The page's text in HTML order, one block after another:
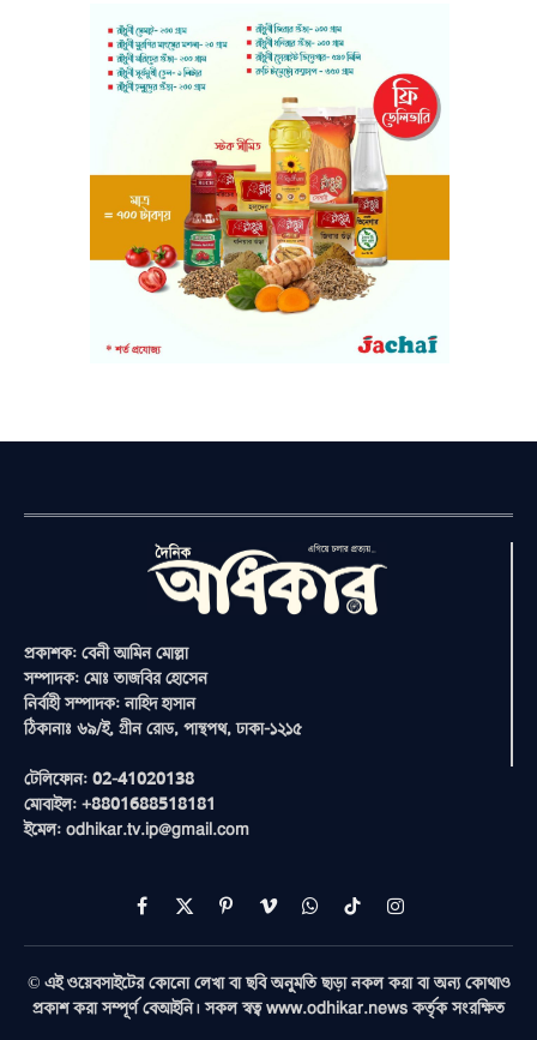
প্রকাশক: বেনী আমিন মোল্লা
সম্পাদক: মোঃ তাজবির হোসেন
নির্বাহী সম্পাদক: নাহিদ হাসান
ঠিকানাঃ ৬৯/ই, গ্রীন রোড, পান্থপথ, ঢাকা-১২১৫
টেলিফোন: 02-41020138
মোবাইল: +8801688518181
ইমেল: odhikar.tv.ip@gmail.com
Facebook
X
(Twitter)
PinterestVimeoWhatsAppTikTokInstagram
© এই ওয়েবসাইটের কোনো লেখা বা ছবি অনুমতি ছাড়া নকল করা বা অন্য কোথাও
প্রকাশ করা সম্পূর্ণ বেআইনি। সকল স্বত্ব www.odhikar.news কর্তৃক সংরক্ষিত